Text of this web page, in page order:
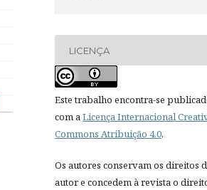
LICENÇA
Este trabalho encontra-se
com aLicença Internacional
Commons Atribuição 4.0.
Os autores conservam os direitos
autor e concedem à revista o